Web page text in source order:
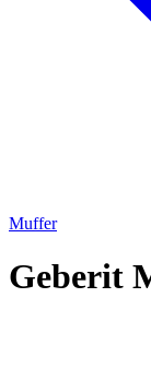
Muffer
Geberit